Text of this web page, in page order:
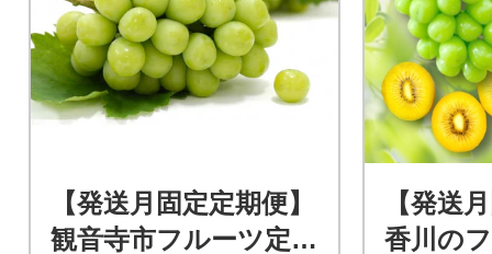
【発送月固定定期便】
観音寺市フルーツ定期
【発送
香川の